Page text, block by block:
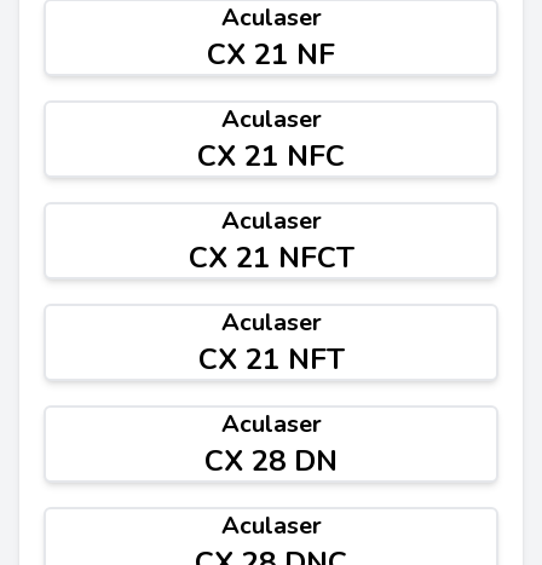
Aculaser
CX 21 NF
Aculaser
CX 21 NFC
Aculaser
CX 21 NFCT
Aculaser
CX 21 NFT
Aculaser
CX 28 DN
Aculaser